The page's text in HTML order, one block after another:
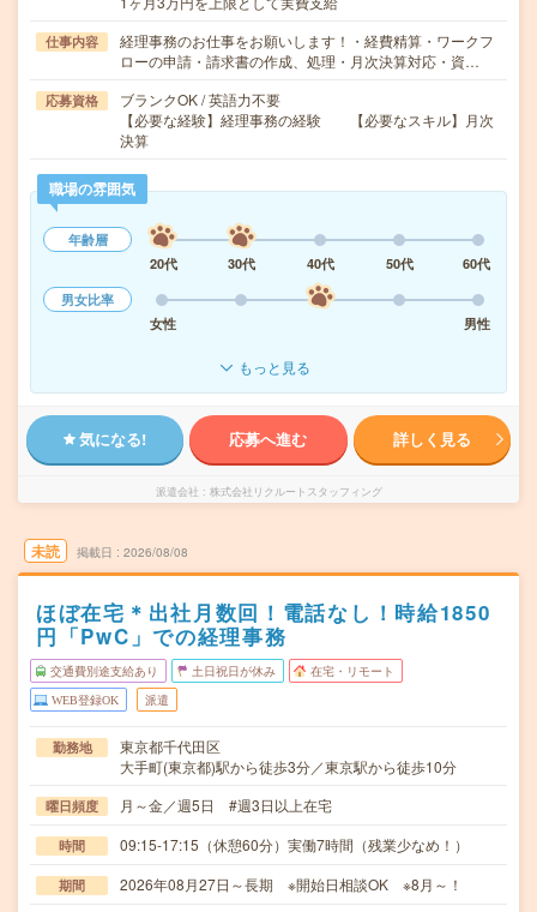
仕事内容
経理事務のお仕事をお願いします！・経費精算・ワークフ
ローの申請・請求書の作成、処理・月次決算対応・資…
応募資格
ブランクOK / 英語力不要
【必要な経験】経理事務の経験 【必要なスキル】月次
決算
職場の雰囲気
年齢層
20代
30代 40代 50代
60代
男女比率
女性
男性
もっと見る
気になる! 応募へ進む 詳しく見る
派遣会社 株式会社リクルートスタッフィング
未読 掲載日 2026/08/08
ほぼ在宅＊出社月数回！電話なし！時給1850
円「PwC」での経理事務
交通費別途支給あり 土日祝日が休み 在宅・リモート
WEB登録OK 派遣
勤務地
東京都千代田区
大手町(東京都)駅から徒歩3分／東京駅から徒歩10分
曜日頻度 月～金／週5日 #週3日以上在宅
時間 09:15-17:15（休憩60分）実働7時間（残業少なめ！）
期間 2026年08月27日～長期 ※開始日相談OK ※8月～！